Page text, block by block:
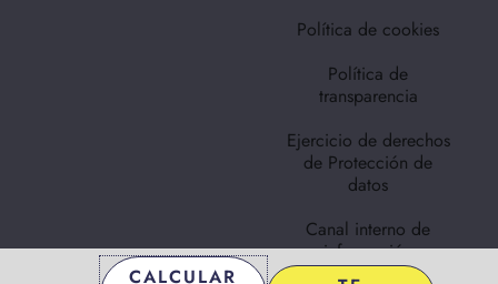
Política de cookies
Política de
transparencia
Ejercicio de derechos
de Protección de
datos
Canal interno de
información
CALCULAR